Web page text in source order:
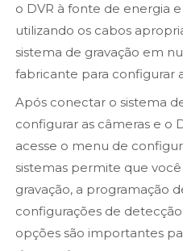
o DVR à fonte de energia
utilizando os cabos
sistema de gravação em
fabricante para configurar
Após conectar o sistema
configurar as câmeras e o
acesse o menu de
sistemas permite que
gravação, a programação
configurações de
opções são importantes